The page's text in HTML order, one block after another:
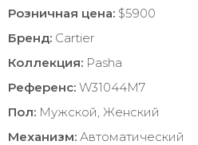
Розничная цена: $5900
Бренд: Cartier
Коллекция: Pasha
Референс: W31044M7
Пол: Мужской, Женский
Механизм: Автоматический